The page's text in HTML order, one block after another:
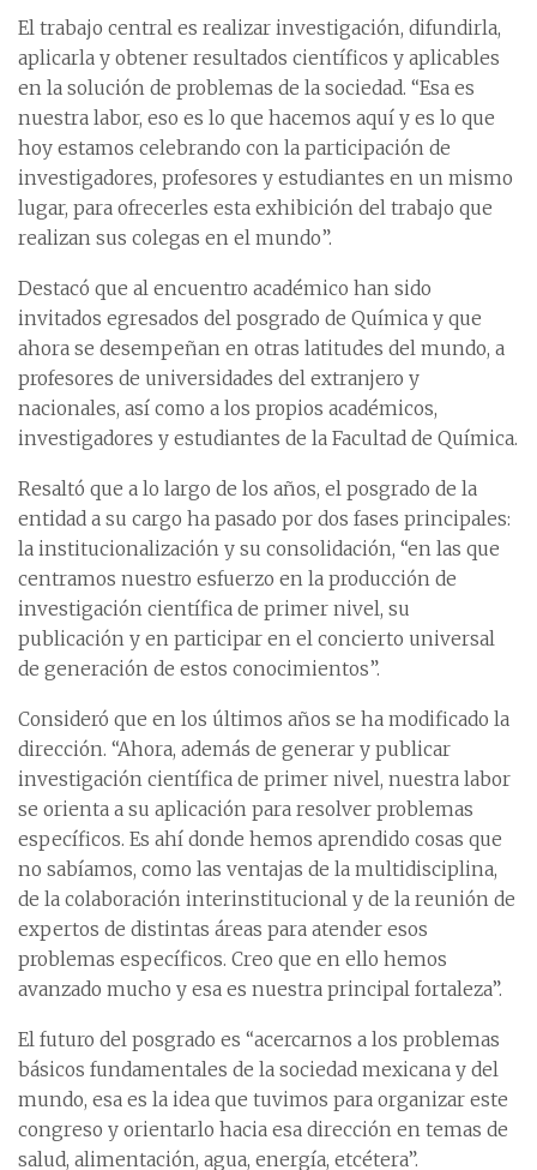
El trabajo central es realizar investigación, difundirla,
aplicarla y obtener resultados científicos y aplicables
en la solución de problemas de la sociedad. “Esa es
nuestra labor, eso es lo que hacemos aquí y es lo que
hoy estamos celebrando con la participación de
investigadores, profesores y estudiantes en un mismo
lugar, para ofrecerles esta exhibición del trabajo que
realizan sus colegas en el mundo”.
Destacó que al encuentro académico han sido
invitados egresados del posgrado de Química y que
ahora se desempeñan en otras latitudes del mundo, a
profesores de universidades del extranjero y
nacionales, así como a los propios académicos,
investigadores y estudiantes de la Facultad de Química.
Resaltó que a lo largo de los años, el posgrado de la
entidad a su cargo ha pasado por dos fases principales:
la institucionalización y su consolidación, “en las que
centramos nuestro esfuerzo en la producción de
investigación científica de primer nivel, su
publicación y en participar en el concierto universal
de generación de estos conocimientos”.
Consideró que en los últimos años se ha modificado la
dirección. “Ahora, además de generar y publicar
investigación científica de primer nivel, nuestra labor
se orienta a su aplicación para resolver problemas
específicos. Es ahí donde hemos aprendido cosas que
no sabíamos, como las ventajas de la multidisciplina,
de la colaboración interinstitucional y de la reunión de
expertos de distintas áreas para atender esos
problemas específicos. Creo que en ello hemos
avanzado mucho y esa es nuestra principal fortaleza”.
El futuro del posgrado es “acercarnos a los problemas
básicos fundamentales de la sociedad mexicana y del
mundo, esa es la idea que tuvimos para organizar este
congreso y orientarlo hacia esa dirección en temas de
salud, alimentación, agua, energía, etcétera”.